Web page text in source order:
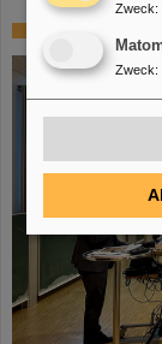
Zweck:
Zweck: